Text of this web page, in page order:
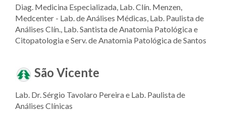
Diag. Medicina Especializada, Lab. Clín. Menzen,
Medcenter - Lab. de Análises Médicas, Lab. Paulista de
Análises Clín., Lab. Santista de Anatomia Patológica e
Citopatologia e Serv. de Anatomia Patológica de Santos
São Vicente
Lab. Dr. Sérgio Tavolaro Pereira e Lab. Paulista de
Análises Clínicas